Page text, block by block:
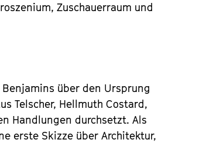
Zuschauerraum und
über den Ursprung
Telscher, Hellmuth Costard,
Handlungen durchsetzt. Als
erste Skizze über Architektur,